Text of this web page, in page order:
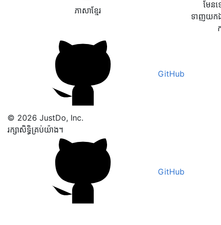
ភាសាខ្មែរ
មែន
ទាញយកឯ
GitHub
© 2026 JustDo, Inc.
រក្សាសិទ្ធិគ្រប់យ៉ាង។
GitHub